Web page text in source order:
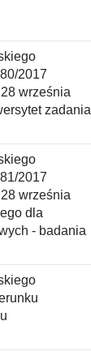
2017
września
zadania
2017
września
dla
- badania